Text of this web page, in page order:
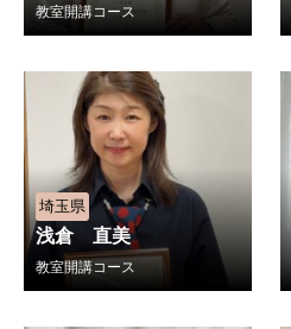
教室開講コース
埼玉県
浅倉 直美
教室開講コース